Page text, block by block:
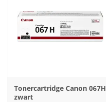
Tonercartridge Canon 067H
zwart